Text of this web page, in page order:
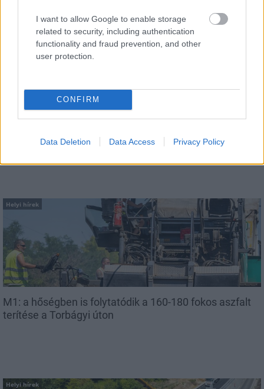
I want to allow Google to enable storage
related to security, including authentication
functionality and fraud prevention, and other
user protection.
CONFIRM
Data Deletion Data Access Privacy Policy
Helyi hírek
Gyárleállításokkal és átszervezett termeléssel
tehermentesíti a villamosenergia-rendszert a
STRABAG
Helyi hírek
M1: a hőségben is folytatódik a 160-180 fokos aszfalt
terítése a Torbágyi úton
Helyi hírek